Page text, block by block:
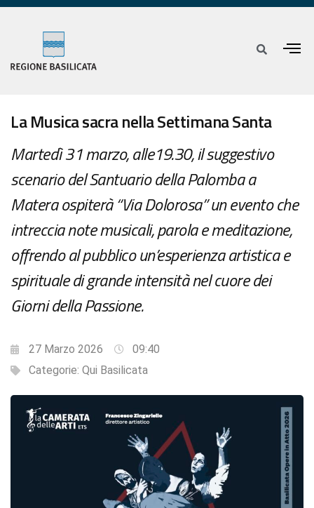
La Musica sacra nella Settimana Santa
Martedì 31 marzo, alle19.30, il suggestivo
scenario del Santuario della Palomba a
Matera ospiterà “Via Dolorosa” un evento che
intreccia note musicali, parola e meditazione,
offrendo al pubblico un’esperienza artistica e
spirituale di grande intensità nel cuore dei
Giorni della Passione.
27 Marzo 2026
09:40
Categorie: Qui Basilicata